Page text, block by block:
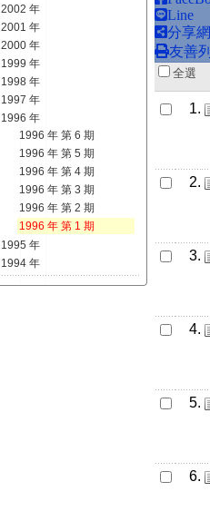
2002 年
2001 年
2000 年
1999 年
1998 年
1997 年
1996 年
1996 年 第 6 期
1996 年 第 5 期
1996 年 第 4 期
1996 年 第 3 期
1996 年 第 2 期
1996 年 第 1 期
1995 年
1994 年
Line
分享
友善
全選
1.
2.
3.
4.
5.
6.